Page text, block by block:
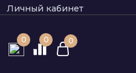
Личный кабинет
0 0 0